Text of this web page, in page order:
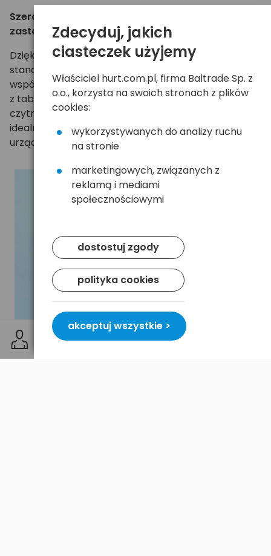
Szeroka kompatybilność i uniwersalne
zastosowanie
Dzięki wsparciu protokołu PD 20W i innych
standardów ładowania, Baseus Airpow
współpracuje nie tylko ze smartfonami, ale również
z tabletami, słuchawkami bezprzewodowymi,
czytnikami e-booków i inną elektroniką mobilną. To
idealny wybór dla osób, które chcą zasilać wiele
urządzeń jednym, wygodnym powerbankiem.
Rozbudowane zabezpieczenia – bezpieczeństwo
Zdecyduj, jakich
ciasteczek użyjemy
Właściciel hurt.com.pl, firma Baltrade Sp. z
o.o., korzysta na swoich stronach z plików
cookies:
wykorzystywanych do analizy ruchu
na stronie
marketingowych, związanych z
reklamą i mediami
społecznościowymi
dostostuj zgody
polityka cookies
akceptuj wszystkie >